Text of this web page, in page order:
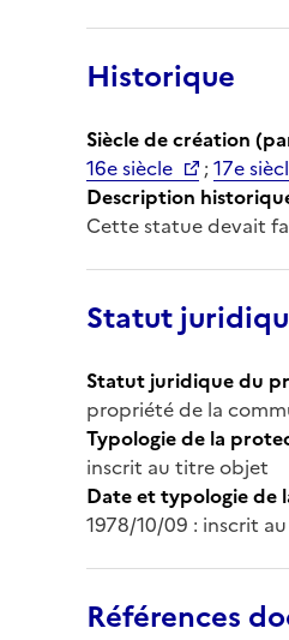
Historique
Siècle de création
16e siècle
;17e
Description
Cette statue devait
Statut
Statut juridique du
propriété de la
Typologie de la
inscrit au titre objet
Date et typologie de
1978/10/09 : inscrit
Références